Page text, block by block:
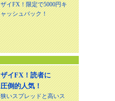
ザイFX！限定で5000円キ
ャッシュバック！
ザイFX！読者に
圧倒的人気！
狭いスプレッドと高いス